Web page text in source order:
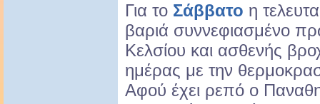
Για το Σάββατο η
βαριά συννεφιασμένο
Κελσίου και ασθενής
ημέρας με την
Αφού έχει ρεπό ο